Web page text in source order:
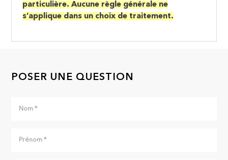
particulière. Aucune règle générale ne
s’applique dans un choix de traitement.
POSER UNE QUESTION